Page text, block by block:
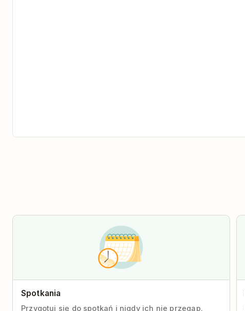
Spotkania
Przygotuj się do spotkań i nigdy ich nie przegap.